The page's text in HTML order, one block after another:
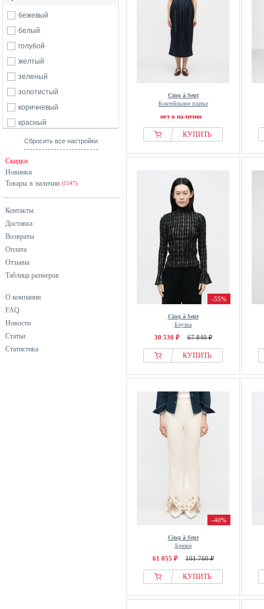
бежевый
белый
голубой
желтый
зеленый
золотистый
коричневый
красный
оранжевый
серебристый
синий
фиолетовый
Сбросить все настройки
Скидки
Новинки
Товары в наличии (1147)
Контакты
Доставка
Возвраты
Оплата
Отзывы
Таблица размеров
О компании
FAQ
Новости
Статьи
Статистика
Cinq à Sept
Коктейльное платье
нет в наличии
КУПИТЬ
-55%
Cinq à Sept
Блузка
30 530 ₽ 67 840 ₽
КУПИТЬ
-40%
Cinq à Sept
Брюки
61 055 ₽ 101 760 ₽
КУПИТЬ